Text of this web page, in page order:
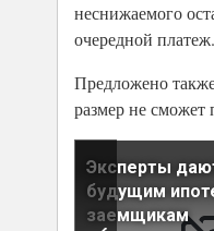
неснижаемого
очередной платеж.
Предложено
размер не
Эксперты
будущим
заемщикам